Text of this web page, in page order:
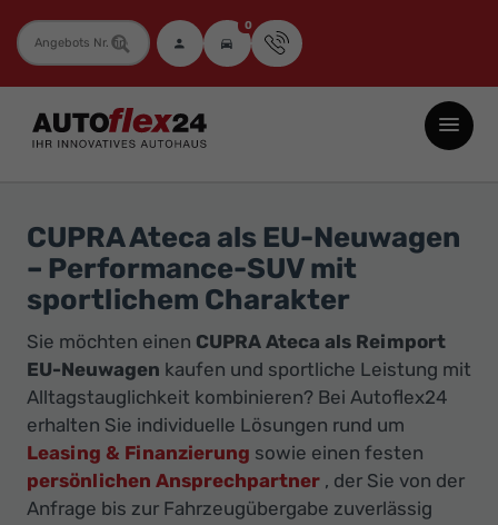
Fahrzeugnummer 0
Autoflex24
GmbH
Neuwagen
Jahreswagen
und
Gebrauchtwagen
zu
Top-
Preisen
-
Ihr
CUPRA Ateca als EU-Neuwagen
– Performance-SUV mit
sportlichem Charakter
Sie möchten einen CUPRA Ateca als Reimport
EU-Neuwagen kaufen und sportliche Leistung mit
Alltagstauglichkeit kombinieren? Bei Autoflex24
erhalten Sie individuelle Lösungen rund um
Leasing & Finanzierung sowie einen festen
persönlichen Ansprechpartner , der Sie von der
Anfrage bis zur Fahrzeugübergabe zuverlässig